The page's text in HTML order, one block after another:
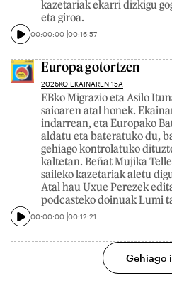
kazetariak ekarri dizkigu
eta giroa.
00:00:00 00:16:57
Europa gotortzen
2026KO EKAINAREN 15A
EBko Migrazio eta Asilo
saioaren atal honek.
indarrean, eta Europako
aldatu eta bateratuko du,
gehiago kontrolatuko
kaltetan. Beñat Mujika
saileko kazetariak aletu
Atal hau Uxue Perezek
podcasteko doinuak Lumi
00:00:00 00:12:21
Gehiago